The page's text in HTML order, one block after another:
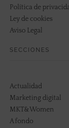
Política de
Ley de cookies
Aviso Legal
SECCIONES
Actualidad
Marketing digital
MKT&Women
A fondo